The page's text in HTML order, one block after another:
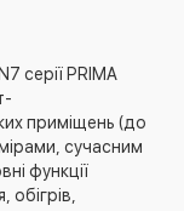
серії PRIMA
приміщень (до
сучасним
функції